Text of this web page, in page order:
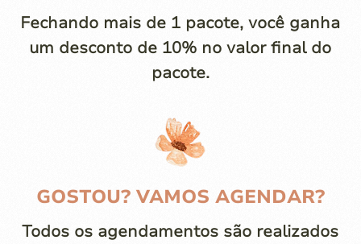
Fechando mais de 1 pacote, você ganha
um desconto de 10% no valor final do
pacote.
GOSTOU? VAMOS AGENDAR?
Todos os agendamentos são realizados